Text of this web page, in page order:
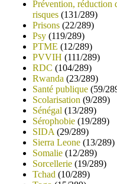
Prévention, réduction
risques (131/289)
Prisons (22/289)
Psy (119/289)
PTME (12/289)
PVVIH (111/289)
RDC (104/289)
Rwanda (23/289)
Santé publique (59/
Scolarisation (9/289)
Sénégal (13/289)
Sérophobie (19/289)
SIDA (29/289)
Sierra Leone (13/289)
Somalie (12/289)
Sorcellerie (19/289)
Tchad (10/289)